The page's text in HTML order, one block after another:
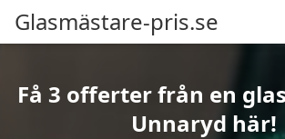
Glasmästare-pris.se
Få 3 offerter från en
Unnaryd här!